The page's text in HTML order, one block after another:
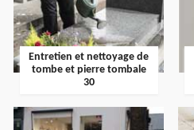
Entretien et nettoyage de
tombe et pierre tombale
30